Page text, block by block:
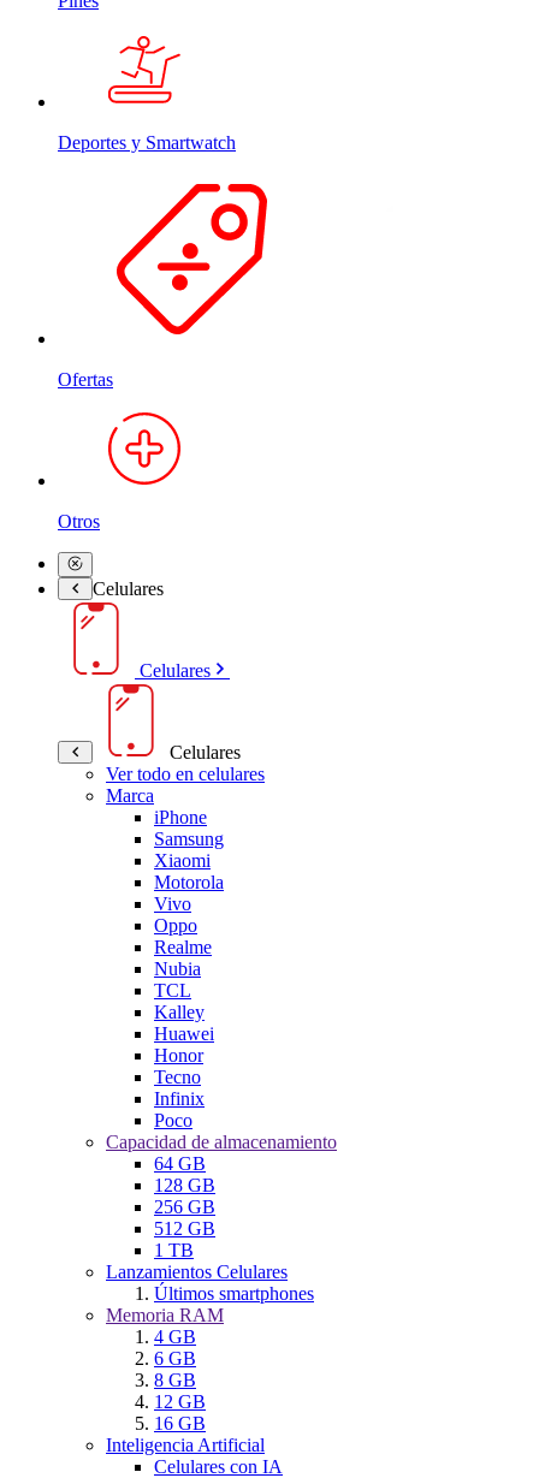
Deportes y Smartwatch
Ofertas
Otros
Celulares
Celulares
Celulares
Ver todo en celulares
Marca
iPhone
Samsung
Xiaomi
Motorola
Vivo
Oppo
Realme
Nubia
TCL
Kalley
Huawei
Honor
Tecno
Infinix
Poco
Capacidad de almacenamiento
64 GB
128 GB
256 GB
512 GB
1 TB
Lanzamientos Celulares
Últimos smartphones
Memoria RAM
4 GB
6 GB
8 GB
12 GB
16 GB
Inteligencia Artificial
Celulares con IA